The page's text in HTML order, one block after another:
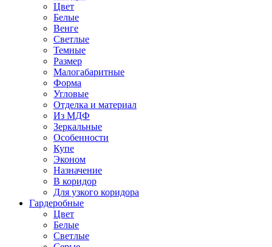
Цвет
Белые
Венге
Светлые
Темные
Размер
Малогабаритные
Форма
Угловые
Отделка и материал
Из МДФ
Зеркальные
Особенности
Купе
Эконом
Назначение
В коридор
Для узкого коридора
Гардеробные
Цвет
Белые
Светлые